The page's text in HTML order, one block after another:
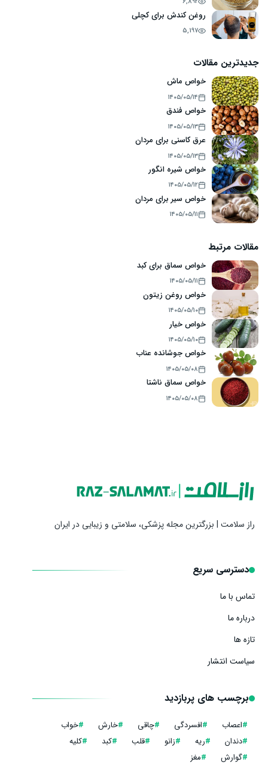
روغن کندش برای کچلی
5,197
جدیدترین مقالات
خواص ماش
۱۴۰۵/۰۵/۱۴
خواص فندق
۱۴۰۵/۰۵/۱۳
عرق کاسنی برای مردان
۱۴۰۵/۰۵/۱۳
خواص شیره انگور
۱۴۰۵/۰۵/۱۲
خواص سیر برای مردان
۱۴۰۵/۰۵/۱۱
مقالات مرتبط
خواص سماق برای کبد
۱۴۰۵/۰۵/۱۱
خواص روغن زیتون
۱۴۰۵/۰۵/۱۰
خواص خیار
۱۴۰۵/۰۵/۱۰
خواص جوشانده عناب
۱۴۰۵/۰۵/۰۸
خواص سماق ناشتا
۱۴۰۵/۰۵/۰۸
راز سلامت | بزرگترین مجله پزشکی، سلامتی و زیبایی در ایران
دسترسی سریع
تماس با ما
درباره ما
تازه ها
سیاست انتشار
برچسب های پربازدید
#اعصاب #افسردگی #چاقی #خارش #خواب
#دندان #ریه #زانو #قلب #کبد #کلیه
#گوارش #مغز